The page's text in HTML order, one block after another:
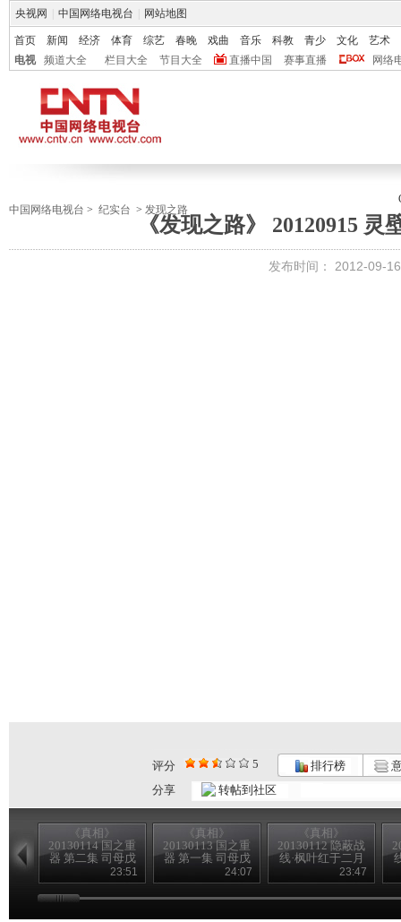
央视网 中国网络电视台 网站地图
首页 新闻 经济 体育 综艺 春晚 戏曲 音乐 科教 青少 文化
艺术
电视
频道大全 栏目大全 节目大全 直播中国 赛事直播 网络
中国网络电视台 > 纪实台 > 发现之路
《发现之路》 20120915
发布时间： 2012-09-
评分 5 排行榜
分享
转帖到社区
《真相》
20130114 国之重
器 第二集 司母戊
大方鼎 （下）
23:51
《真相》
20130113 国之重
器 第一集 司母戊
大方鼎 （上）
24:07
《真相》
20130112 隐蔽战
线·枫叶红于二月
23:47